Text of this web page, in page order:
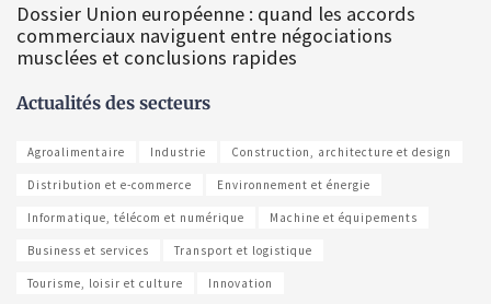
Dossier Union européenne : quand les accords
commerciaux naviguent entre négociations
musclées et conclusions rapides
Actualités des secteurs
Agroalimentaire Industrie Construction, architecture et design
Distribution et e-commerce Environnement et énergie
Informatique, télécom et numérique Machine et équipements
Business et services Transport et logistique
Tourisme, loisir et culture Innovation